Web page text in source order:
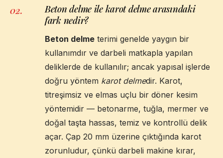
02.
Beton delme ile karot delme arasındaki
fark nedir?
Beton delme terimi genelde yaygın bir
kullanımdır ve darbeli matkapla yapılan
deliklerde de kullanılır; ancak yapısal işlerde
doğru yöntem karot delmedir. Karot,
titreşimsiz ve elmas uçlu bir döner kesim
yöntemidir — betonarme, tuğla, mermer ve
doğal taşta hassas, temiz ve kontrollü delik
açar. Çap 20 mm üzerine çıktığında karot
zorunludur, çünkü darbeli makine kırar,